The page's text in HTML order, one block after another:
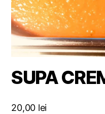
SUPA
20,00 lei